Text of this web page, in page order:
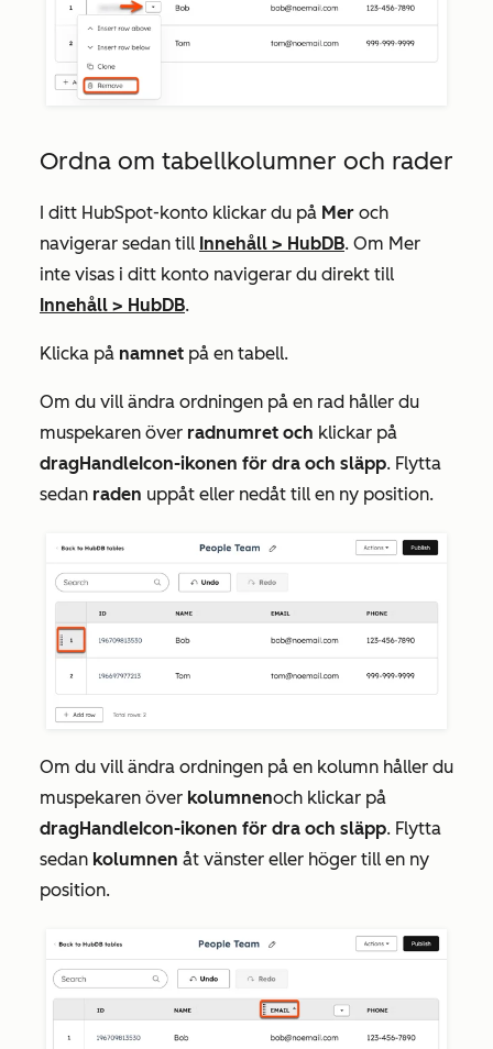
Ordna om tabellkolumner och rader
I ditt HubSpot-konto klickar du på Mer och
navigerar sedan till Innehåll > HubDB. Om Mer
inte visas i ditt konto navigerar du direkt till
Innehåll > HubDB.
Klicka på namnet på en tabell.
Om du vill ändra ordningen på en rad håller du
muspekaren över radnumret och klickar på
dragHandleIcon-ikonen för dra och släpp. Flytta
sedan raden uppåt eller nedåt till en ny position.
Om du vill ändra ordningen på en kolumn håller du
muspekaren över kolumnenoch klickar på
dragHandleIcon-ikonen för dra och släpp. Flytta
sedan kolumnen åt vänster eller höger till en ny
position.